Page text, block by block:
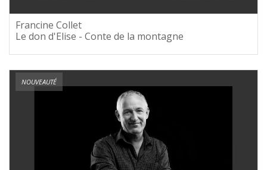
Francine Collet
Le don d'Elise - Conte de la montagne
NOUVEAUTÉ